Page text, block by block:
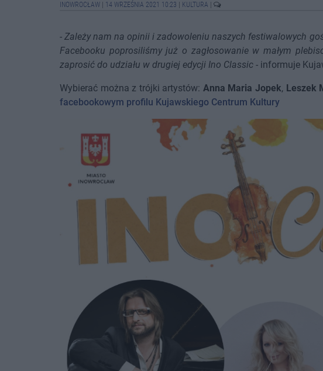
INOWROCŁAW 14 WRZEŚNIA 2021 10:23 KULTURA
-Zależy nam na opinii i zadowoleniu naszych festiwalowych
Facebooku poprosiliśmy już o zagłosowanie w małym
zaprosić do udziału w drugiej edycji Ino Classic - informuje
Wybierać można z trójki artystów: Anna Maria Jopek, Leszek
facebookowym profilu Kujawskiego Centrum Kultury